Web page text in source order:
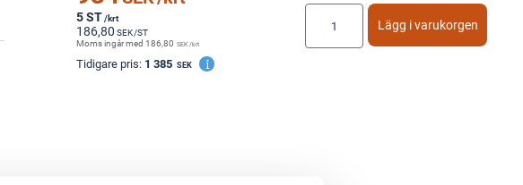
5 ST/krt
186,80 SEK/ST
Moms ingår med186,80 SEK /krt
Tidigare pris: 1 385 SEK
Lägg i varukorgen